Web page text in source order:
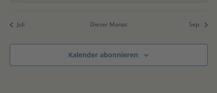
Juli Dieser Monat Sep.
Kalender abonnieren